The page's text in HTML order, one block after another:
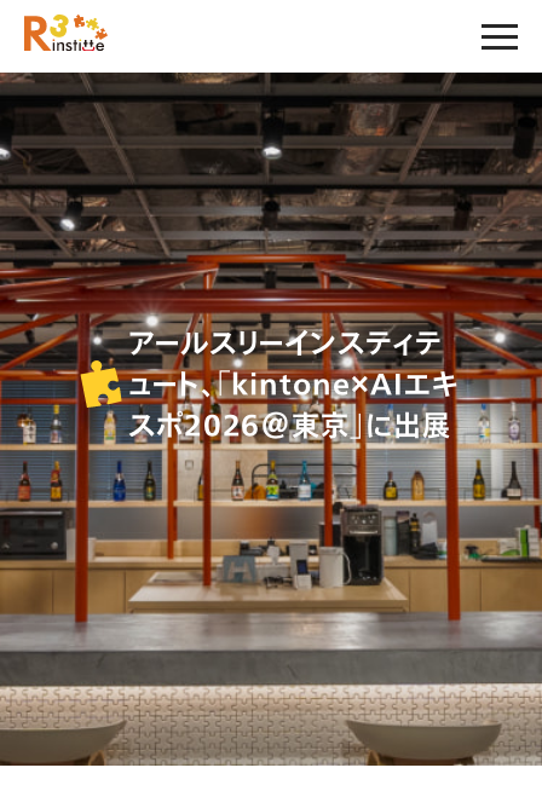
アールスリーインスティテ
ュート、「kintone×AIエキ
スポ2026＠東京」に出展